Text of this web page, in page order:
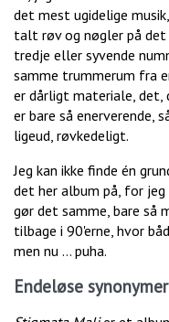
det mest ugidelige
talt røv og nøgler på
tredje eller syvende
samme trummerum fra
er dårligt materiale, det,
er bare så enerverende,
ligeud, røvkedeligt.
Jeg kan ikke finde én
det her album på, for
gør det samme, bare så
tilbage i 90'erne, hvor
men nu … puha.
Endeløse synonymer